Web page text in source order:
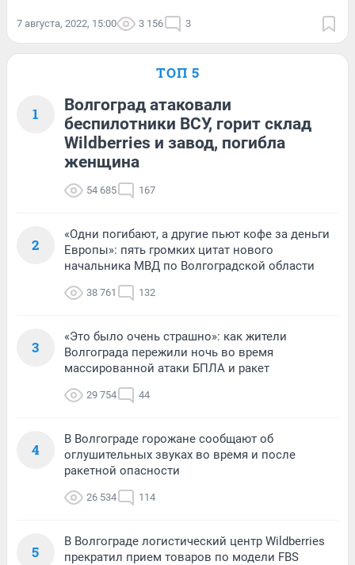
7 августа, 2022, 15:00 3 156 3
ТОП 5
1
Волгоград атаковали
беспилотники ВСУ, горит склад
Wildberries и завод, погибла
женщина
54 685 167
2
«Одни погибают, а другие пьют кофе за деньги
Европы»: пять громких цитат нового
начальника МВД по Волгоградской области
38 761 132
3
«Это было очень страшно»: как жители
Волгограда пережили ночь во время
массированной атаки БПЛА и ракет
29 754 44
4
В Волгограде горожане сообщают об
оглушительных звуках во время и после
ракетной опасности
26 534 114
5
В Волгограде логистический центр Wildberries
прекратил прием товаров по модели FBS